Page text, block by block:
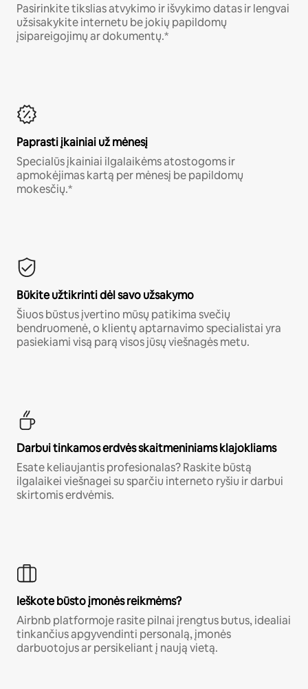
Pasirinkite tikslias atvykimo ir išvykimo datas ir lengvai
užsisakykite internetu be jokių papildomų
įsipareigojimų ar dokumentų.*
Paprasti įkainiai už mėnesį
Specialūs įkainiai ilgalaikėms atostogoms ir
apmokėjimas kartą per mėnesį be papildomų
mokesčių.*
Būkite užtikrinti dėl savo užsakymo
Šiuos būstus įvertino mūsų patikima svečių
bendruomenė, o klientų aptarnavimo specialistai yra
pasiekiami visą parą visos jūsų viešnagės metu.
Darbui tinkamos erdvės skaitmeniniams klajokliams
Esate keliaujantis profesionalas? Raskite būstą
ilgalaikei viešnagei su sparčiu interneto ryšiu ir darbui
skirtomis erdvėmis.
Ieškote būsto įmonės reikmėms?
Airbnb platformoje rasite pilnai įrengtus butus, idealiai
tinkančius apgyvendinti personalą, įmonės
darbuotojus ar persikeliant į naują vietą.